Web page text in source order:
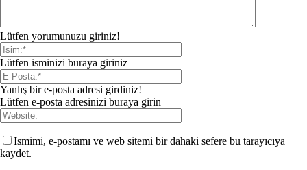
Lütfen yorumunuzu giriniz!
Lütfen isminizi buraya giriniz
Yanlış bir e-posta adresi girdiniz!
Lütfen e-posta adresinizi buraya girin
Ismimi, e-postamı ve web sitemi bir dahaki sefere bu tarayıcıya
kaydet.